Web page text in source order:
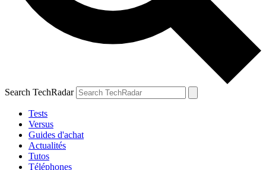
Search TechRadar
Tests
Versus
Guides d'achat
Actualités
Tutos
Téléphones